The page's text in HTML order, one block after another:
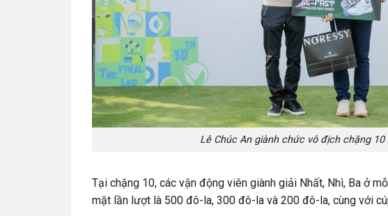
Lê Chúc An giành chức vô địch chặng 10
Tại chặng 10, các vận động viên giành giải Nhất, Nhì, Ba ở
mặt lần lượt là 500 đô-la, 300 đô-la và 200 đô-la, cùng với